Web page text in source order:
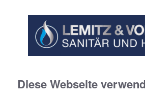
Startseite»Bad»Badinspiration &
Diese Webseite